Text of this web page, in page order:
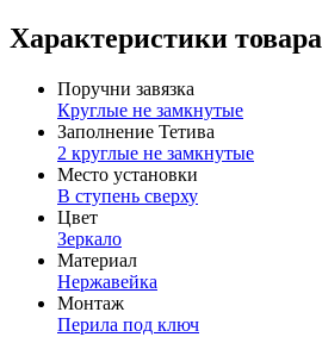
Характеристики товара
Поручни завязка
Круглые не замкнутые
Заполнение Тетива
2 круглые не замкнутые
Место установки
В ступень сверху
Цвет
Зеркало
Материал
Нержавейка
Монтаж
Перила под ключ